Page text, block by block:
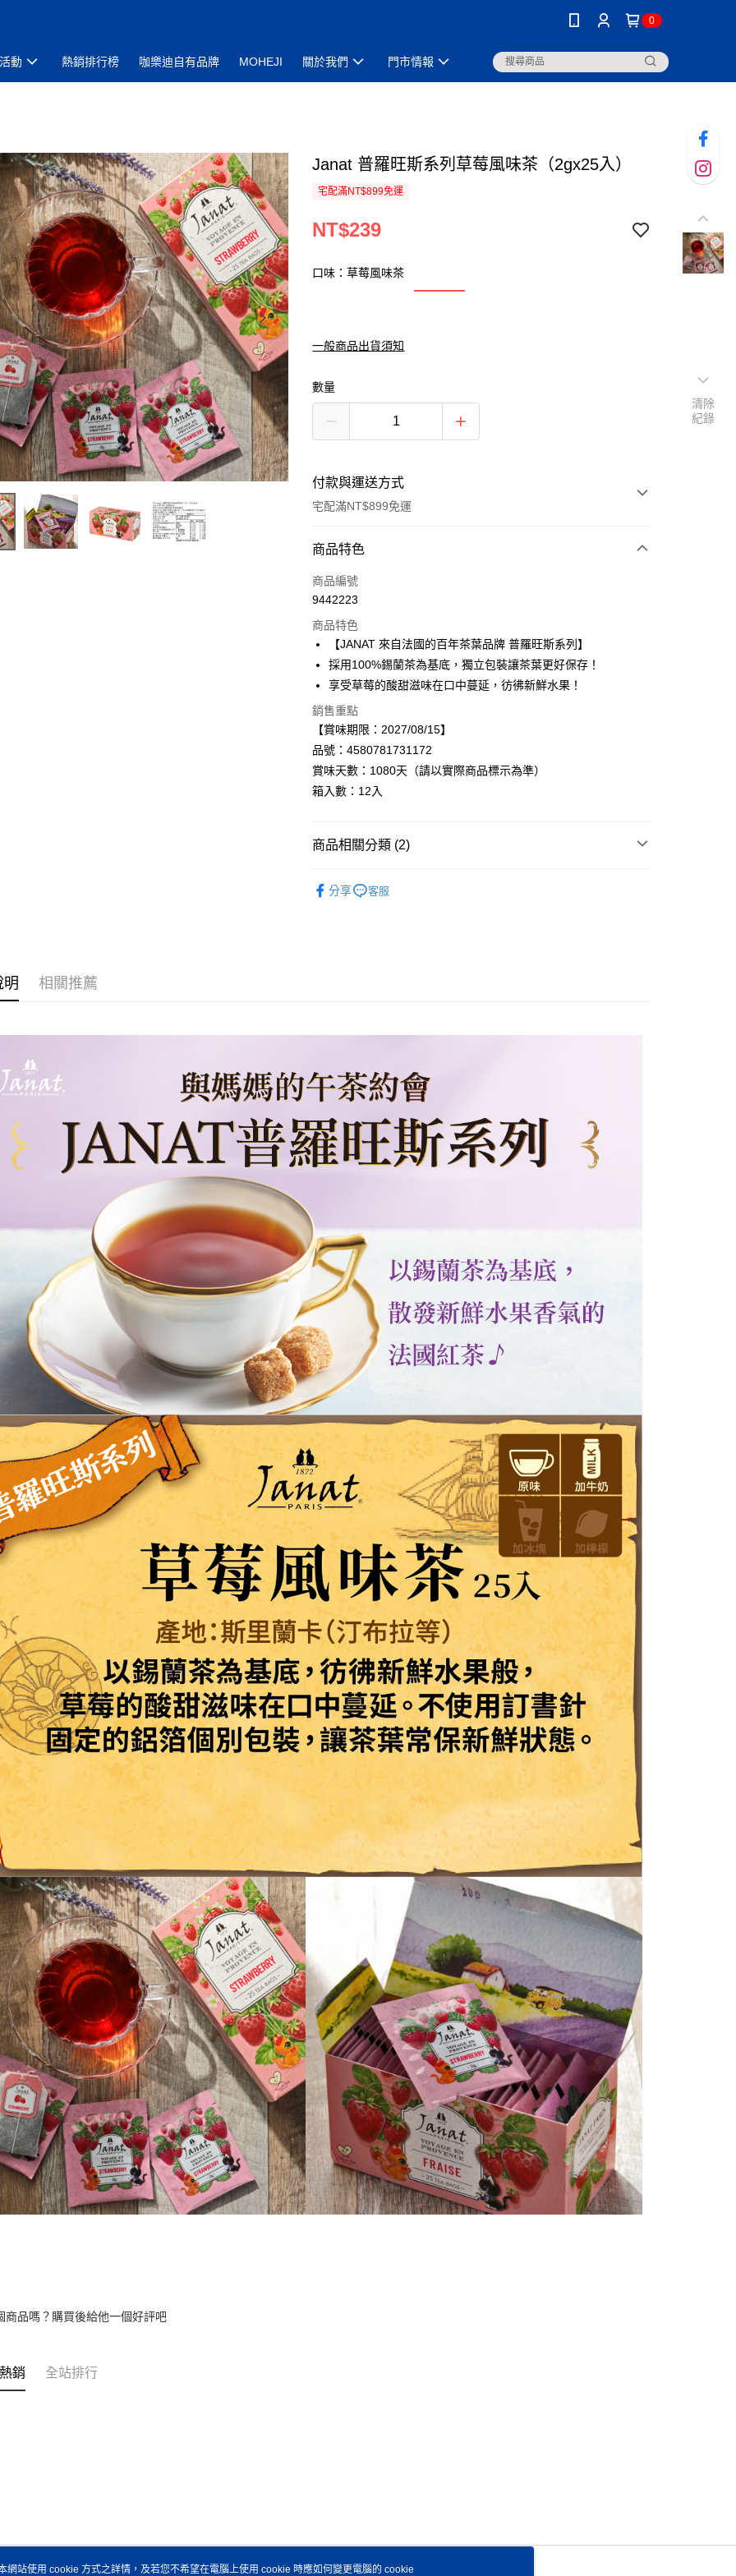
0
動 熱銷排行榜 咖樂迪自有品牌 MOHEJI 關於我們 門市情報
Janat 普羅旺斯系列草莓風味茶（2gx25入）
宅配滿NT$899免運
NT$239
口味：草莓風味茶
一般商品出貨須知
數量
付款與運送方式
宅配滿NT$899免運
付款方式
信用卡一次付款
Apple Pay
街口支付
Google Pay
AFTEE先享後付
AFTEE先享後付是「在收到商品之後才付款」的支付方式。 讓您購物簡單
２．便利：只要手機號碼，簡訊認證，即可結帳。
３．安心：先確認商品／服務後，再付款。
絡購買商品的店家。未經商家同意取消之訂單仍視為有效，需透過AFTEE
是否繳費成功／繳費後需取消欲退款等相關疑問，請聯繫「AFTEE先享後
付客戶支援中心」
https://netprotections.freshdesk.com/support/home
【注意事項】
１．透過由恩沛科技股份有限公司提供之「AFTEE先享後付」服務完成之
交易，需依本服務之必要範圍內提供個人資料，並將交易相關給付款項請
求債權轉讓予恩沛科技股份有限公司。
任。
４．使用「AFTEE先享後付」時，將依據個別帳號之用戶狀況，依本公司
即時審查核予不同之上限額度；若仍有額度不足之情形，本公司將視審查
結果請求用戶進行身份認證。
５．嚴禁一人註冊多個帳號或使用他人資訊註冊。若發現惡意使用之情
形，恩沛科技股份有限公司將有權停止該用戶之使用額度並採取法律行
動。
宅配
商品特色
商品編號
9442223
商品特色
【JANAT 來自法國的百年茶葉品牌 普羅旺斯系列】
採用100%錫蘭茶為基底，獨立包裝讓茶葉更好保存！
享受草莓的酸甜滋味在口中蔓延，彷彿新鮮水果！
銷售重點
【賞味期限：2027/08/15】
品號：4580781731172
賞味天數：1080天（請以實際商品標示為準）
箱入數：12入
商品相關分類 (2)
分享 客服
明 相關推薦
商品嗎？購買後給他一個好評吧
銷 全站排行
清除
紀錄
網站使用 cookie 方式之詳情，及若您不希望在電腦上使用 cookie 時應如何變更電腦的 cookie